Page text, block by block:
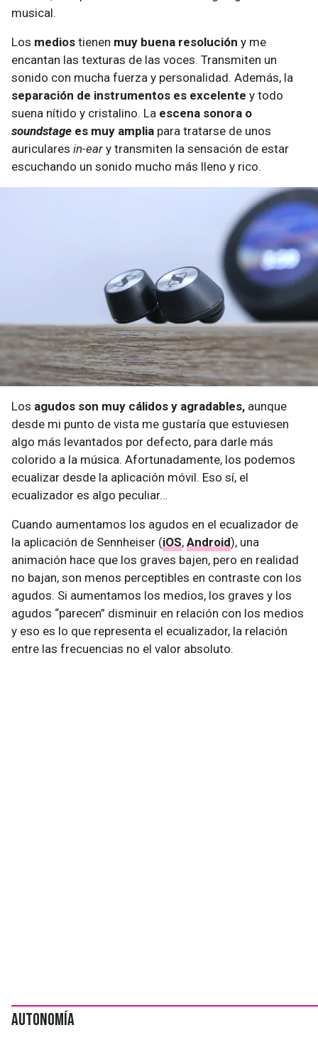
musical.
Los medios tienen muy buena resolución y me
encantan las texturas de las voces. Transmiten un
sonido con mucha fuerza y personalidad. Además, la
separación de instrumentos es excelente y todo
suena nítido y cristalino. La escena sonora o
soundstage es muy amplia para tratarse de unos
auriculares in-ear y transmiten la sensación de estar
escuchando un sonido mucho más lleno y rico.
Los agudos son muy cálidos y agradables, aunque
desde mi punto de vista me gustaría que estuviesen
algo más levantados por defecto, para darle más
colorido a la música. Afortunadamente, los podemos
ecualizar desde la aplicación móvil. Eso sí, el
ecualizador es algo peculiar…
Cuando aumentamos los agudos en el ecualizador de
la aplicación de Sennheiser (iOS, Android), una
animación hace que los graves bajen, pero en realidad
no bajan, son menos perceptibles en contraste con los
agudos. Si aumentamos los medios, los graves y los
agudos “parecen” disminuir en relación con los medios
y eso es lo que representa el ecualizador, la relación
entre las frecuencias no el valor absoluto.
Autonomía